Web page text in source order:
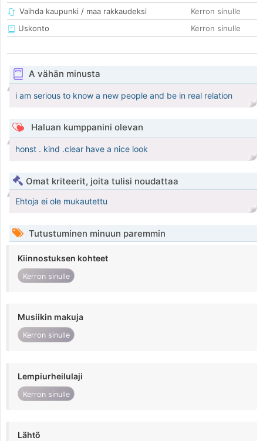
Vaihda kaupunki / maa rakkaudeksi
Kerron sinulle
Uskonto
Kerron sinulle
A vähän minusta
i am serious to know a new people and be in real relation
Haluan kumppanini olevan
honst . kind .clear have a nice look
Omat kriteerit, joita tulisi noudattaa
Ehtoja ei ole mukautettu
Tutustuminen minuun paremmin
Kiinnostuksen kohteet
Kerron sinulle
Musiikin makuja
Kerron sinulle
Lempiurheilulaji
Kerron sinulle
Lähtö